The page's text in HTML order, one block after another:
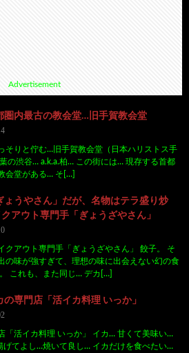
Advertisement
圏内最古の教会堂…旧手賀教会堂
そりと佇む…旧手賀教会堂（日本ハリストス手
の渋谷… a.k.a.柏… この街には… 現存する首都
会堂がある… そ[…]
ょうやさん」だが、名物はテラ盛り炒
アウト専門手「ぎょうざやさん」
クアウト専門手「ぎょうざやさん」 餃子。 そ
の味が強すぎて、理想の味に出会えない幻の食
これも、また同じ… デカ[…]
の専門店「活イカ料理 いっか」
「活イカ料理 いっか」 イカ… 甘くて美味い…
げてよし…焼いて良し… イカだけを食べたい…